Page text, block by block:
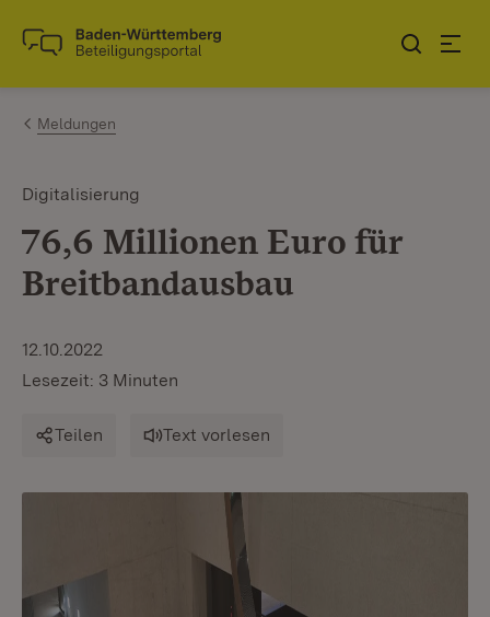
Zum Inhalt springen
Link zur Startseite
Meldungen
Digitalisierung
76,6 Millionen Euro für
Breitbandausbau
12.10.2022
Lesezeit: 3 Minuten
Teilen Text vorlesen